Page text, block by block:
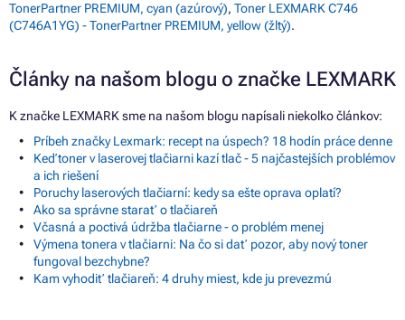
TonerPartner PREMIUM, cyan (azúrový), Toner LEXMARK C746
(C746A1YG) - TonerPartner PREMIUM, yellow (žltý).
Články na našom blogu o značke LEXMARK
K značke LEXMARK sme na našom blogu napísali niekoľko článkov:
Príbeh značky Lexmark: recept na úspech? 18 hodín práce denne
Keď toner v laserovej tlačiarni kazí tlač - 5 najčastejších problémov
a ich riešení
Poruchy laserových tlačiarní: kedy sa ešte oprava oplatí?
Ako sa správne starať o tlačiareň
Včasná a poctivá údržba tlačiarne - o problém menej
Výmena tonera v tlačiarni: Na čo si dať pozor, aby nový toner
fungoval bezchybne?
Kam vyhodiť tlačiareň: 4 druhy miest, kde ju prevezmú